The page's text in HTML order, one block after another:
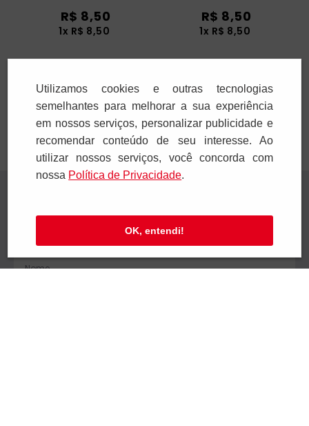
R$ 8,50
1x R$ 8,50
R$ 8,50
1x R$ 8,50
Preencha seus dados e receba novidades em
seu e-mail.
Utilizamos cookies e outras tecnologias
semelhantes para melhorar a sua experiência
em nossos serviços, personalizar publicidade e
recomendar conteúdo de seu interesse. Ao
utilizar nossos serviços, você concorda com
nossa Polí­tica de Privacidade.
OK, entendi!